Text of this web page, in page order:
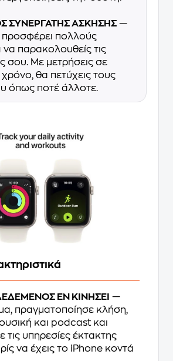
ΣΥΝΕΡΓΑΤΗΣ ΑΣΚΗΣΗΣ —
προσφέρει πολλούς
να παρακολουθείς τις
σου. Με μετρήσεις σε
θα πετύχεις τους
όπως ποτέ άλλοτε.
ΕΝ ΚΙΝΗΣΕΙ —
πραγματοποίησε κλήση,
και podcast και
τις υπηρεσίες έκτακτης
να έχεις το iPhone κοντά